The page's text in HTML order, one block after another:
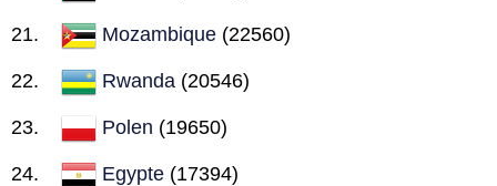
Mozambique (22560)
Rwanda (20546)
Polen (19650)
Egypte (17394)